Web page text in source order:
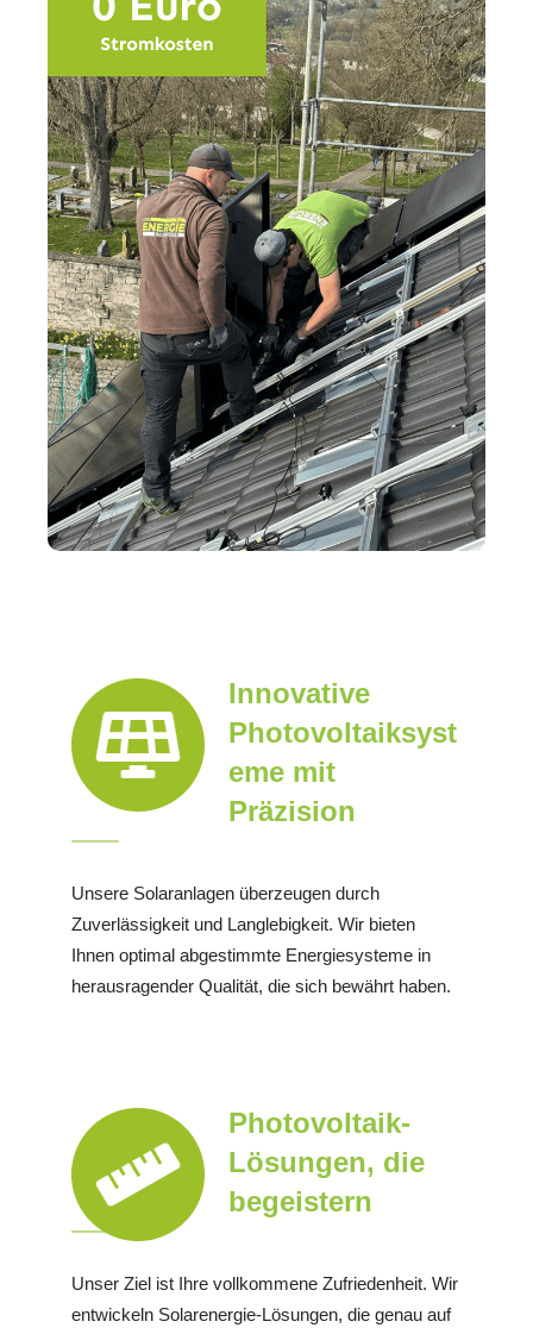
Innovative
Photovoltaiksyst
eme mit
Präzision
Unsere Solaranlagen überzeugen durch
Zuverlässigkeit und Langlebigkeit. Wir bieten
Ihnen optimal abgestimmte Energiesysteme in
herausragender Qualität, die sich bewährt haben.
Photovoltaik-
Lösungen, die
begeistern
Unser Ziel ist Ihre vollkommene Zufriedenheit. Wir
entwickeln Solarenergie-Lösungen, die genau auf